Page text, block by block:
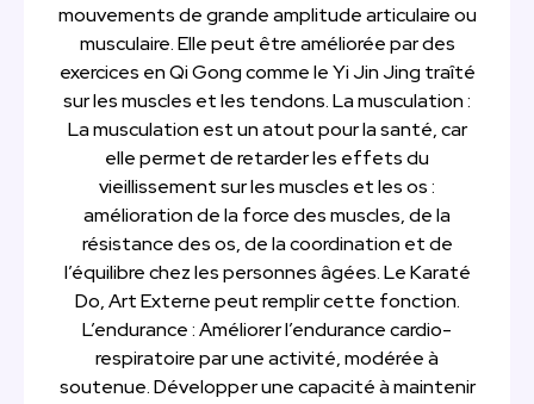
mouvements de grande amplitude articulaire ou
musculaire. Elle peut être améliorée par des
exercices en Qi Gong comme le Yi Jin Jing traîté
sur les muscles et les tendons. La musculation :
La musculation est un atout pour la santé, car
elle permet de retarder les effets du
vieillissement sur les muscles et les os :
amélioration de la force des muscles, de la
résistance des os, de la coordination et de
l’équilibre chez les personnes âgées. Le Karaté
Do, Art Externe peut remplir cette fonction.
L’endurance : Améliorer l’endurance cardio-
respiratoire par une activité, modérée à
soutenue. Développer une capacité à maintenir